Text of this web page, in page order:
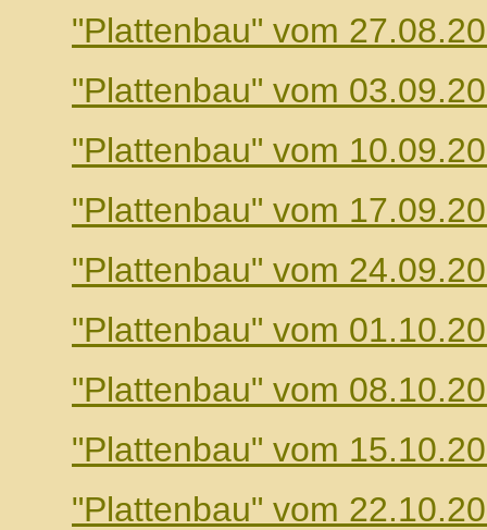
"Plattenbau" vom
"Plattenbau" vom
"Plattenbau" vom
"Plattenbau" vom
"Plattenbau" vom
"Plattenbau" vom
"Plattenbau" vom
"Plattenbau" vom
"Plattenbau" vom